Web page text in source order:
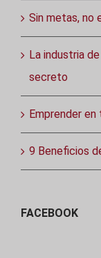
Sin metas, no
La industria
secreto
Emprender
9 Beneficios
FACEBOOK